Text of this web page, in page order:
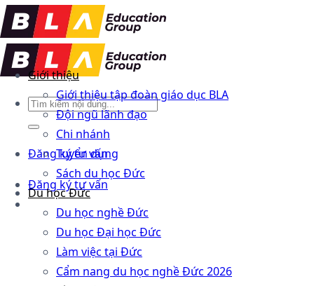
Đăng ký tư vấn
Đăng ký tư vấn
Giới thiệu
Giới thiệu tập đoàn giáo dục BLA
Đội ngũ lãnh đạo
Chi nhánh
Tuyển dụng
Sách du học Đức
Du học Đức
Du học nghề Đức
Du học Đại học Đức
Làm việc tại Đức
Cẩm nang du học nghề Đức 2026